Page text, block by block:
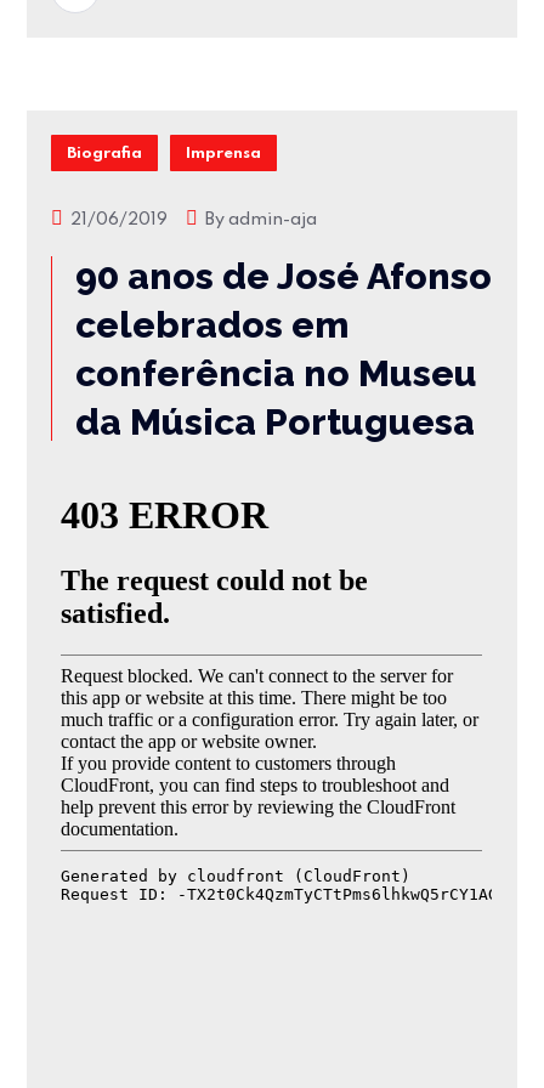
Biografia Imprensa
21/06/2019 Byadmin-aja
90 anos de José Afonso
celebrados em
conferência no Museu
da Música Portuguesa